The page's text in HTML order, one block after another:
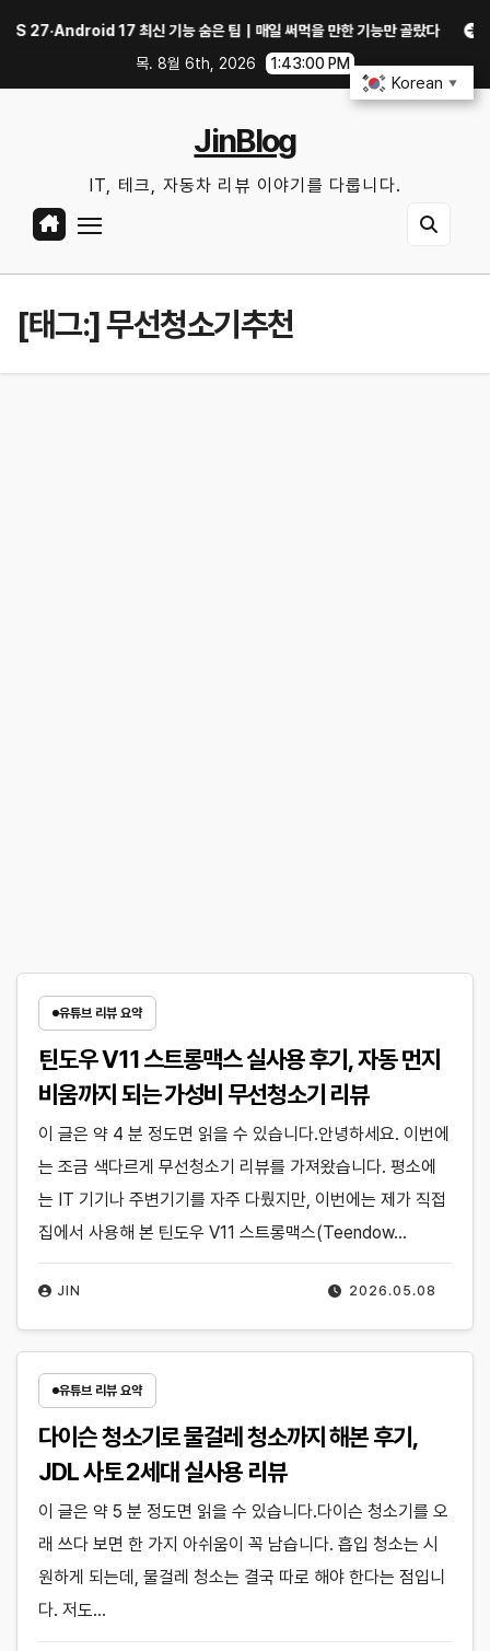
17 최신 기능 숨은 팁｜매일 써먹을 만한 기능만 골랐다
중고
목. 8월 6th, 2026
1:43:01 PM
JinBlog
IT, 테크, 자동차 리뷰 이야기를 다룹니다.
[태그:]무선청소기추천
유튜브 리뷰 요약
틴도우 V11 스트롱맥스 실사용 후기, 자동 먼지
비움까지 되는 가성비 무선청소기 리뷰
2026.05.08
JIN
이 글은 약 4 분 정도면 읽을 수 있습니다.안녕하세요. 이번에
는 조금 색다르게 무선청소기 리뷰를 가져왔습니다. 평소에
는 IT 기기나 주변기기를 자주 다뤘지만, 이번에는 제가 직접
집에서 사용해 본 틴도우 V11 스트롱맥스(Teendow…
유튜브 리뷰 요약
다이슨 청소기로 물걸레 청소까지 해본 후기,
JDL 사토 2세대 실사용 리뷰
이 글은 약 5 분 정도면 읽을 수 있습니다.다이슨 청소기를 오
래 쓰다 보면 한 가지 아쉬움이 꼭 남습니다. 흡입 청소는 시
원하게 되는데, 물걸레 청소는 결국 따로 해야 한다는 점입니
다. 저도…
Korean ▼